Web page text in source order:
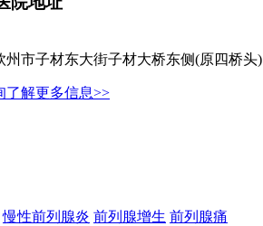
州市子材东大街子材大桥东侧(原四桥头)
了解更多信息>>
慢性前列腺炎 前列腺增生 前列腺痛